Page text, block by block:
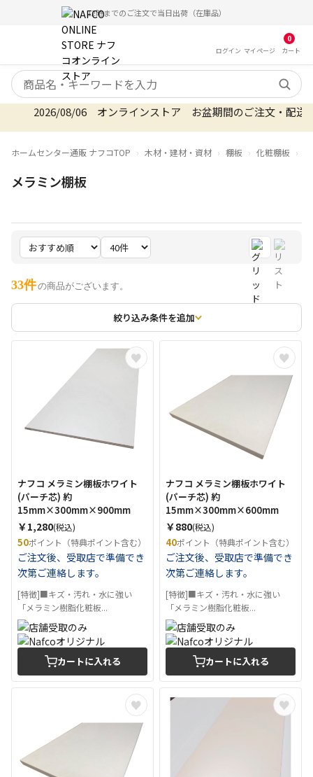
12時までのご注文で当日出荷（在庫品）
ログイン マイ ページ
0
カート
検索キーワード
2026/08/06 オンラインストア お盆期間のご注文・配送
ホームセンター通販 ナフコTOP 木材・建材・資材 棚板 化粧棚板
メラミン棚板
33件の商品がございます。
絞り込み条件を追加
ナフコ メラミン棚板ホワイト
(パーチ芯) 約
15mm×300mm×900mm
￥1,280(税込)
50ポイント（特典ポイント含む）
ご注文後、受取店で準備でき
次第ご連絡します。
[特徴]■キズ・汚れ・水に強い
「メラミン樹脂化粧板...
カートに入れる
ナフコ メラミン棚板ホワイト
(パーチ芯) 約
15mm×300mm×600mm
￥880(税込)
40ポイント（特典ポイント含む）
ご注文後、受取店で準備でき
次第ご連絡します。
[特徴]■キズ・汚れ・水に強い
「メラミン樹脂化粧板...
カートに入れる